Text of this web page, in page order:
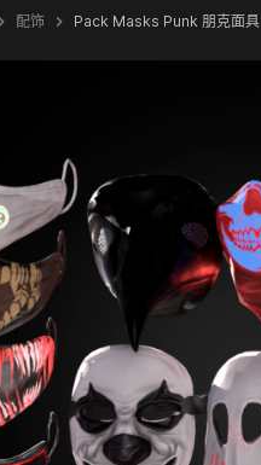
配饰 Pack Masks Punk 朋克面具